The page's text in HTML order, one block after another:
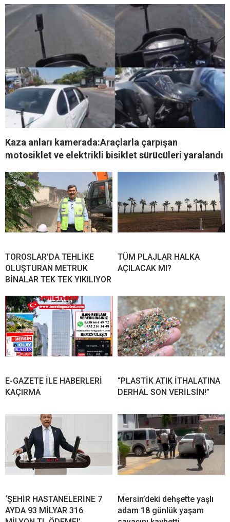
Kaza anları kamerada:Araçlarla çarpışan
motosiklet ve elektrikli bisiklet sürücüleri yaralandı
TOROSLAR’DA TEHLİKE
OLUŞTURAN METRUK
BİNALAR TEK TEK YIKILIYOR
TÜM PLAJLAR HALKA
AÇILACAK MI?
E-GAZETE İLE HABERLERİ
KAÇIRMA
“PLASTİK ATIK İTHALATINA
DERHAL SON VERİLSİN!”
‘ŞEHİR HASTANELERİNE 7
AYDA 93 MİLYAR 316
Mersin’deki dehşette yaşlı
adam 18 günlük yaşam